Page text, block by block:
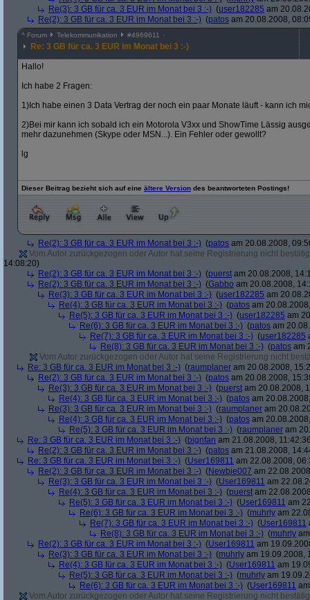
Re(3): 3 GB für ca. 3 EUR im Monat bei 3 :-) (user182285 am
Re(2): 3 GB für ca. 3 EUR im Monat bei 3 :-) (patos am 20.08.2008,
^ Forum Telekommunikation #4969611
Re: 3 GB für ca. 3 EUR im Monat bei 3 :-)
Hallo!
Ich habe 2 Fragen:
1)Ich habe einen 3 Data Vertrag der noch ein paar Monate läuft - kann ich
2)Bei mir kann ich sobald ich ein Motorola V3xx und ShowTime Lässig
mehr dazunehmen (Skype oder MSN...). Ein Fehler oder gewollt?
lg
Dieser Beitrag bezieht sich auf eine ältere Version des beantworteten Postings!
Re(2): 3 GB für ca. 3 EUR im Monat bei 3 :-) (patos am 20.08.2008,
Vom Autor zurückgezogen oder Autor hat seine Registrierung nicht
14:08:20)
Re(2): 3 GB für ca. 3 EUR im Monat bei 3 :-) (puerst am 20.08.2008,
Re(2): 3 GB für ca. 3 EUR im Monat bei 3 :-) (Gabbo am 20.08.2008,
Re(3): 3 GB für ca. 3 EUR im Monat bei 3 :-) (user182285 am
Re(4): 3 GB für ca. 3 EUR im Monat bei 3 :-) (patos am
Re(5): 3 GB für ca. 3 EUR im Monat bei 3 :-) (user182285 am
Re(6): 3 GB für ca. 3 EUR im Monat bei 3 :-) (patos am
Re(7): 3 GB für ca. 3 EUR im Monat bei 3 :-) (user182285
Re(8): 3 GB für ca. 3 EUR im Monat bei 3 :-) (patos am
Vom Autor zurückgezogen oder Autor hat seine Registrierung nicht
Re: 3 GB für ca. 3 EUR im Monat bei 3 :-) (raumplaner am 20.08.2008,
Re(2): 3 GB für ca. 3 EUR im Monat bei 3 :-) (patos am 20.08.2008,
Re(3): 3 GB für ca. 3 EUR im Monat bei 3 :-) (puerst am 20.08.2008,
Re(4): 3 GB für ca. 3 EUR im Monat bei 3 :-) (patos am
Re(3): 3 GB für ca. 3 EUR im Monat bei 3 :-) (raumplaner am
Re(4): 3 GB für ca. 3 EUR im Monat bei 3 :-) (patos am
Re(5): 3 GB für ca. 3 EUR im Monat bei 3 :-) (raumplaner am
Re: 3 GB für ca. 3 EUR im Monat bei 3 :-) (bignfan am 21.08.2008,
Re(2): 3 GB für ca. 3 EUR im Monat bei 3 :-) (patos am 21.08.2008,
Re: 3 GB für ca. 3 EUR im Monat bei 3 :-) (User169811 am 22.08.2008,
Re(2): 3 GB für ca. 3 EUR im Monat bei 3 :-) (Newbie007 am
Re(3): 3 GB für ca. 3 EUR im Monat bei 3 :-) (User169811 am
Re(4): 3 GB für ca. 3 EUR im Monat bei 3 :-) (puerst am
Re(5): 3 GB für ca. 3 EUR im Monat bei 3 :-) (User169811 am
Re(6): 3 GB für ca. 3 EUR im Monat bei 3 :-) (muhrly am
Re(7): 3 GB für ca. 3 EUR im Monat bei 3 :-) (User169811
Re(8): 3 GB für ca. 3 EUR im Monat bei 3 :-) (muhrly
Re(2): 3 GB für ca. 3 EUR im Monat bei 3 :-) (User169811 am
Re(3): 3 GB für ca. 3 EUR im Monat bei 3 :-) (muhrly am 19.09.2008,
Re(4): 3 GB für ca. 3 EUR im Monat bei 3 :-) (User169811 am
Re(5): 3 GB für ca. 3 EUR im Monat bei 3 :-) (muhrly am
Re(6): 3 GB für ca. 3 EUR im Monat bei 3 :-) (User169811
Vom Autor zurückgezogen oder Autor hat seine Registrierung nicht